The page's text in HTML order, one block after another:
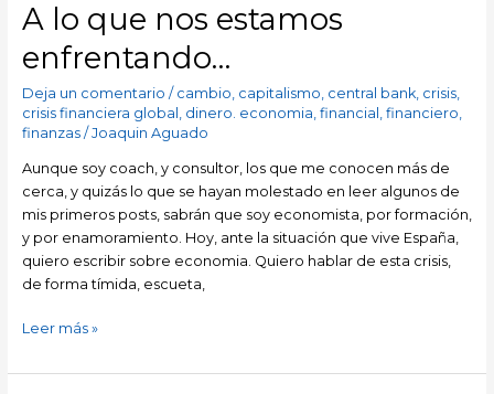
A lo que nos estamos
enfrentando…
Deja un comentario / cambio capitalismo central bank, crisis,
crisis financiera global dinero. economia financial financiero
finanzas/Joaquin Aguado
Aunque soy coach, y consultor, los que me conocen más de
cerca, y quizás lo que se hayan molestado en leer algunos de
mis primeros posts, sabrán que soy economista, por formación,
y por enamoramiento. Hoy, ante la situación que vive España,
quiero escribir sobre economia. Quiero hablar de esta crisis,
de forma tímida, escueta,
A
lo
que
estamos
enfrentando…
Leer más »